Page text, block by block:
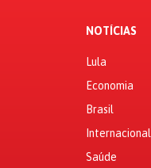
NOTÍCIAS
Lula
Economia
Brasil
Internacional
Saúde